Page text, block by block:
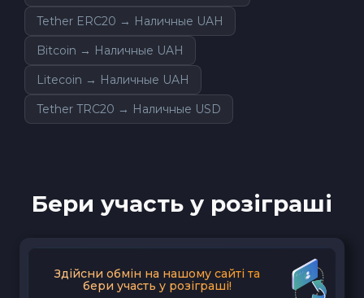
Tether ERC20 → Наличные UAH
Bitcoin → Наличные UAH
Litecoin → Наличные UAH
Tether TRC20 → Наличные USD
Бери участь у розіграші
Здійсни обмін на нашому сайті та
бери участь у розіграші!